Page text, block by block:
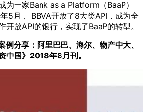
为一家Bank as a Platform（BaaP）
5月， BBVA开放了8大类API，成为全
开放API的银行，实现了BaaP的转型。
例分享：阿里巴巴、海尔、物产中大、
中国》2018年8月刊。